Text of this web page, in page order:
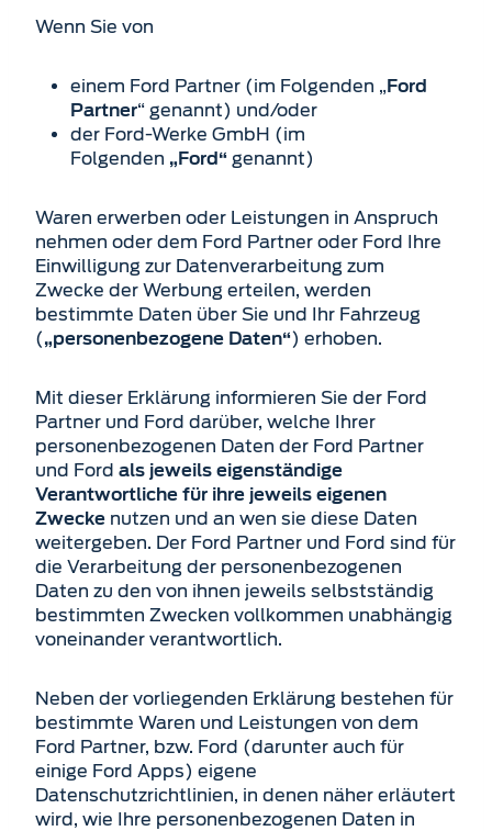
Wenn Sie von
einem Ford Partner (im Folgenden „Ford
Partner“ genannt) und/oder
der Ford-Werke GmbH (im
Folgenden „Ford“ genannt)
Waren erwerben oder Leistungen in Anspruch
nehmen oder dem Ford Partner oder Ford Ihre
Einwilligung zur Datenverarbeitung zum
Zwecke der Werbung erteilen, werden
bestimmte Daten über Sie und Ihr Fahrzeug
(„personenbezogene Daten“) erhoben.
Mit dieser Erklärung informieren Sie der Ford
Partner und Ford darüber, welche Ihrer
personen­bezogenen Daten der Ford Partner
und Ford als jeweils eigenständige
Verantwortliche für ihre jeweils eigenen
Zwecke nutzen und an wen sie diese Daten
weitergeben. Der Ford Partner und Ford sind für
die Verarbeitung der personenbezogenen
Daten zu den von ihnen jeweils selbstständig
bestimmten Zwecken vollkommen unabhängig
voneinander verantwortlich.
Neben der vorliegenden Erklärung bestehen für
bestimmte Waren und Leistungen von dem
Ford Partner, bzw. Ford (darunter auch für
einige Ford Apps) eigene
Datenschutzrichtlinien, in denen näher erläutert
wird, wie Ihre personenbezogenen Daten in